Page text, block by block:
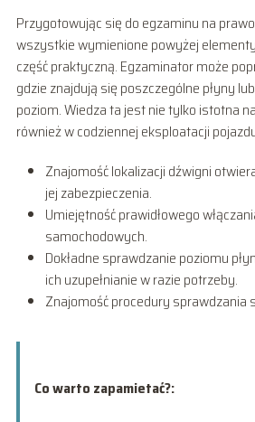
Przygotowując się do egzaminu na
wszystkie wymienione powyżej
część praktyczną. Egzaminator może
gdzie znajdują się poszczególne płyny
poziom. Wiedza ta jest nie tylko istotna
również w codziennej eksploatacji
Znajomość lokalizacji dźwigni
jej zabezpieczenia.
Umiejętność prawidłowego
samochodowych.
Dokładne sprawdzanie poziomu
ich uzupełnianie w razie potrzeby.
Znajomość procedury sprawdzania
Co warto zapamietać?: